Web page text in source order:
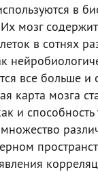
в
мозг
в сотнях
все больше
карта мозга
и способность
множество